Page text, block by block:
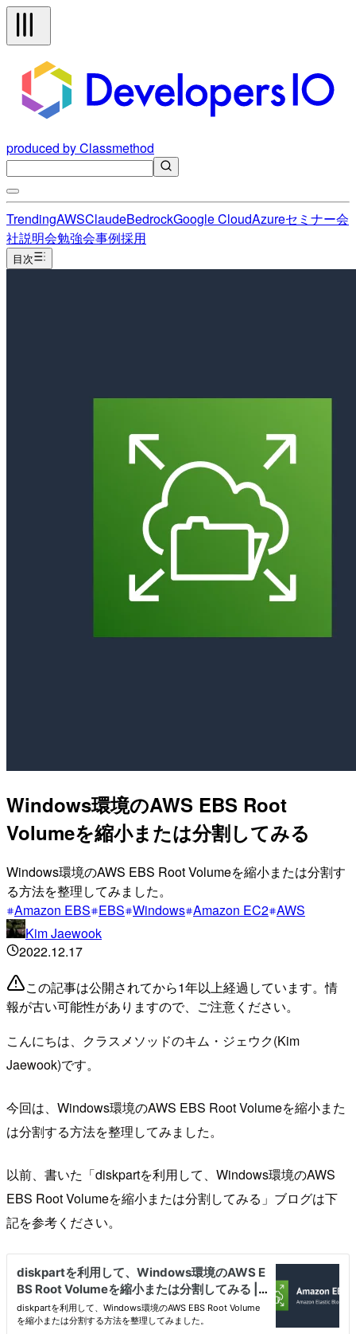
produced by Classmethod
TrendingAWSClaudeBedrockGoogle CloudAzureセミナー会
社説明会勉強会事例採用
目次
Windows環境のAWS EBS Root
Volumeを縮小または分割してみる
Windows環境のAWS EBS Root Volumeを縮小または分割す
る方法を整理してみました。
Amazon EBS EBS Windows Amazon EC2 AWS
Kim Jaewook
2022.12.17
この記事は公開されてから1年以上経過しています。情
報が古い可能性がありますので、ご注意ください。
こんにちは、クラスメソッドのキム・ジェウク(Kim
Jaewook)です。
今回は、Windows環境のAWS EBS Root Volumeを縮小また
は分割する方法を整理してみました。
以前、書いた「diskpartを利用して、Windows環境のAWS
EBS Root Volumeを縮小または分割してみる」ブログは下
記を参考ください。